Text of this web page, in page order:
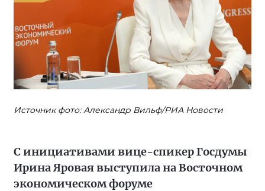
Источник фото: Александр Вильф/РИА Новости
С инициативами вице-спикер Госдумы
Ирина Яровая выступила на Восточном
экономическом форуме